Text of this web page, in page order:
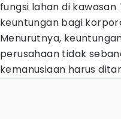
fungsi lahan di
keuntungan bagi
Menurutnya,
perusahaan tidak
kemanusiaan harus